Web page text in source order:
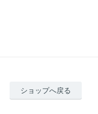
ショップへ戻る